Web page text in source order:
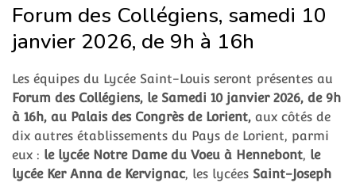
Forum des Collégiens, samedi 10
janvier 2026, de 9h à 16h
Les équipes du Lycée Saint-Louis seront présentes au
Forum des Collégiens, le Samedi 10 janvier 2026, de 9h
à 16h, au Palais des Congrès de Lorient, aux côtés de
dix autres établissements du Pays de Lorient, parmi
eux : le lycée Notre Dame du Voeu à Hennebont, le
lycée Ker Anna de Kervignac, les lycées Saint-Joseph